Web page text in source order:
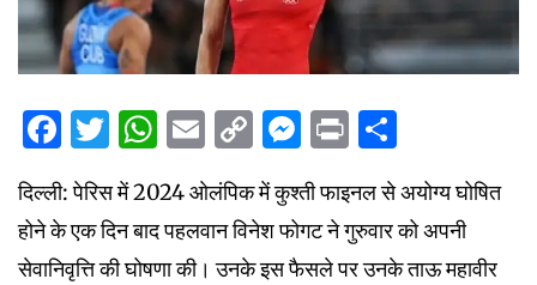
Facebook
Twitter
WhatsApp
Email
Copy
Link
Messenger
Print
दिल्ली: पेरिस में 2024 ओलंपिक में कुश्ती फाइनल से अयोग्य घोषित
होने के एक दिन बाद पहलवान विनेश फोगट ने गुरुवार को अपनी
सेवानिवृत्ति की घोषणा की। उनके इस फैसले पर उनके ताऊ महावीर